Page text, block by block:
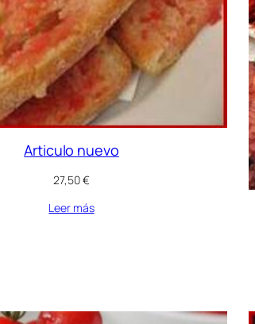
Articulo nuevo
27,50€
Leer más